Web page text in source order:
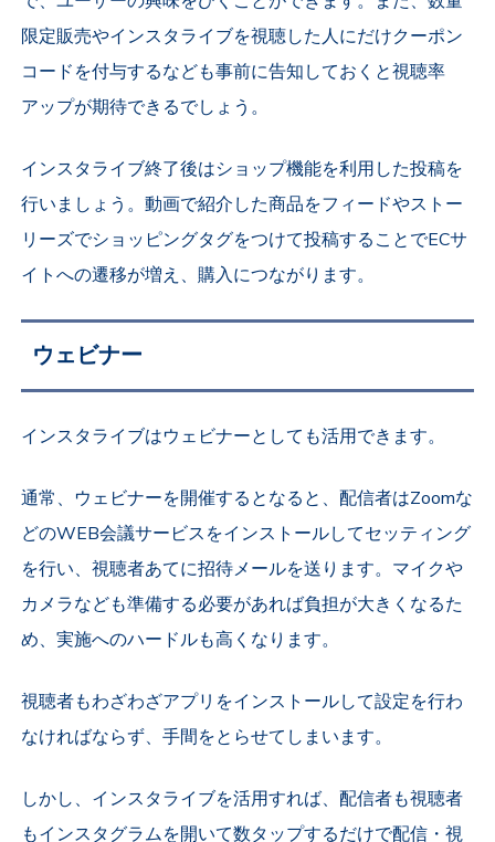
限定販売やインスタライブを視聴した人にだけクーポン
コードを付与するなども事前に告知しておくと視聴率
アップが期待できるでしょう。
インスタライブ終了後はショップ機能を利用した投稿を
行いましょう。動画で紹介した商品をフィードやストー
リーズでショッピングタグをつけて投稿することでECサ
イトへの遷移が増え、購入につながります。
ウェビナー
インスタライブはウェビナーとしても活用できます。
通常、ウェビナーを開催するとなると、配信者はZoomな
どのWEB会議サービスをインストールしてセッティング
を行い、視聴者あてに招待メールを送ります。マイクや
カメラなども準備する必要があれば負担が大きくなるた
め、実施へのハードルも高くなります。
視聴者もわざわざアプリをインストールして設定を行わ
なければならず、手間をとらせてしまいます。
しかし、インスタライブを活用すれば、配信者も視聴者
もインスタグラムを開いて数タップするだけで配信・視